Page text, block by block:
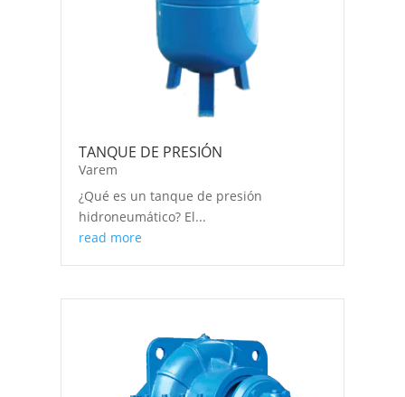
TANQUE DE PRESIÓN
Varem
¿Qué es un tanque de presión
hidroneumático? El...
read more